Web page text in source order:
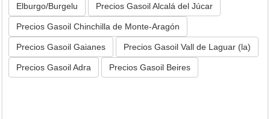
Elburgo/Burgelu Precios Gasoil Alcalá del Júcar
Precios Gasoil Chinchilla de Monte-Aragón
Precios Gasoil Gaianes Precios Gasoil Vall de Laguar (la)
Precios Gasoil Adra Precios Gasoil Beires